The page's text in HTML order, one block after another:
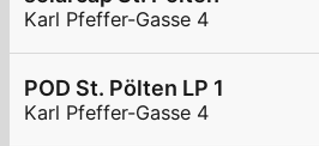
Karl Pfeffer-Gasse 4
POD St. Pölten LP 1
Karl Pfeffer-Gasse 4